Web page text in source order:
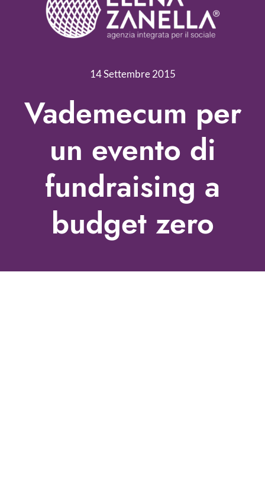
Servizi
Nonprofit Blog
Libri
Multimedia
Come contattarci
14 Settembre 2015
Vademecum per
un evento di
fundraising a
budget zero